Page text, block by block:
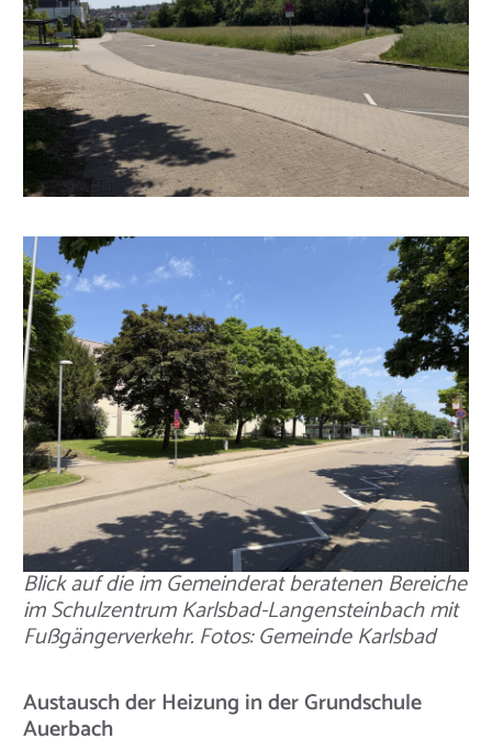
Blick auf die im Gemeinderat beratenen Bereiche
im Schulzentrum Karlsbad-Langensteinbach mit
Fußgängerverkehr. Fotos: Gemeinde Karlsbad
Austausch der Heizung in der Grundschule
Auerbach